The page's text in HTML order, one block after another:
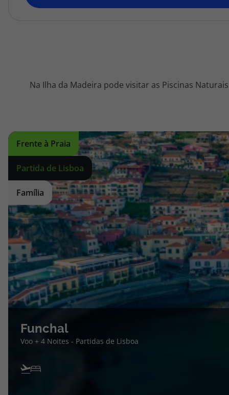
topatlantico@topatlantico.com
Na Ilha da Madeira pode visitar as Piscinas
Frente à Praia
Partida de Lisboa
Família
Funchal
Voo + 4 Noites - Partidas de Lisboa